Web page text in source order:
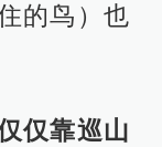
的鸟）也
仅靠巡山